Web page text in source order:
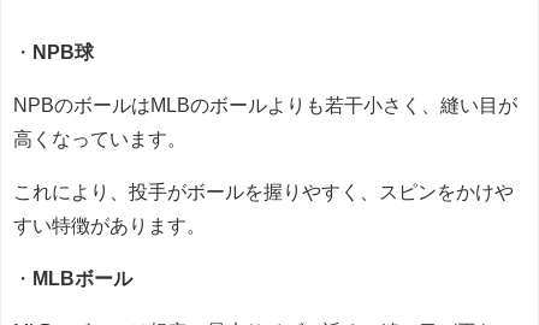
・ NPB球
NPBのボールはMLBのボールよりも若干小さく、縫い目が
高くなっています。
これにより、投手がボールを握りやすく、スピンをかけや
すい特徴があります。
・ MLBボール